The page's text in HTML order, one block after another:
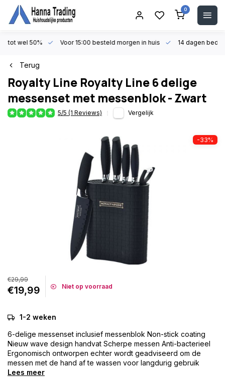
0
tot wel 50% Voor 15:00 besteld morgen in huis 14 dagen
Terug
Royalty Line Royalty Line 6 delige
messenset met messenblok - Zwart
5/5 (1 Reviews) Vergelijk
-33%
€29,99
€19,99 Niet op voorraad
1-2 weken
6-delige messenset inclusief messenblok Non-stick coating
Nieuw wave design handvat Scherpe messen Anti-bacterieel
Ergonomisch ontworpen echter wordt geadviseerd om de
messen met de hand af te wassen voor langdurig gebruik
Lees meer